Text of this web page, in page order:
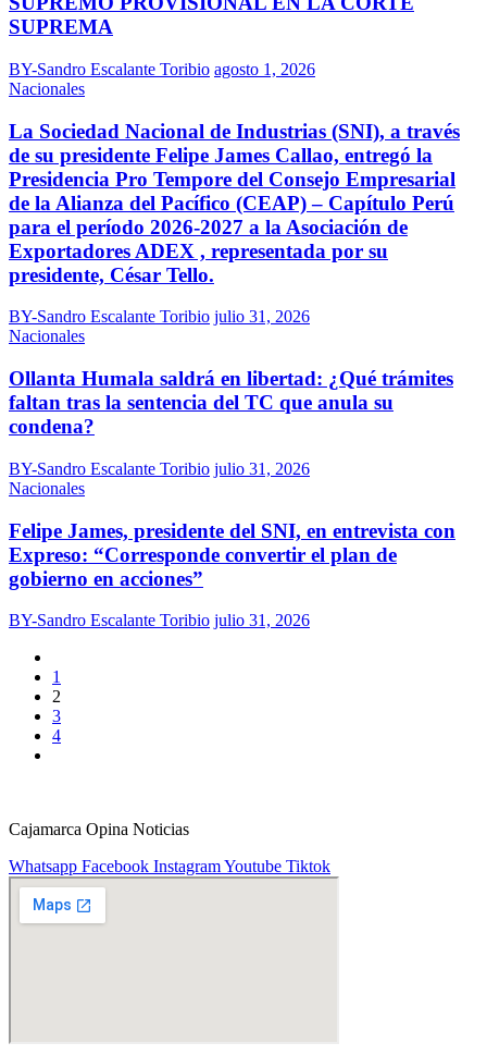
SUPREMA
BY-Sandro Escalante Toribio agosto 1, 2026
Nacionales
La Sociedad Nacional de Industrias (SNI), a través
de su presidente Felipe James Callao, entregó la
Presidencia Pro Tempore del Consejo Empresarial
de la Alianza del Pacífico (CEAP) – Capítulo Perú
para el período 2026-2027 a la Asociación de
Exportadores ADEX , representada por su
presidente, César Tello.
BY-Sandro Escalante Toribio julio 31, 2026
Nacionales
Ollanta Humala saldrá en libertad: ¿Qué trámites
faltan tras la sentencia del TC que anula su
condena?
BY-Sandro Escalante Toribio julio 31, 2026
Nacionales
Felipe James, presidente del SNI, en entrevista con
Expreso: “Corresponde convertir el plan de
gobierno en acciones”
BY-Sandro Escalante Toribio julio 31, 2026
1
2
3
4
Cajamarca Opina Noticias
Whatsapp Facebook InstagramYoutube Tiktok